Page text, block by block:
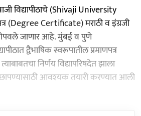
विद्यापीठाचे (Shivaji University
(Degree Certificate) मराठी व इंग्रजी
सोपवले जाणार आहे. मुंबई व पुणे
द्वैभाषिक स्वरूपातील प्रमाणपत्र
निर्णय विद्यापरिषदेत झाला
छापण्यासाठी आवश्‍यक तयारी करण्यात आली